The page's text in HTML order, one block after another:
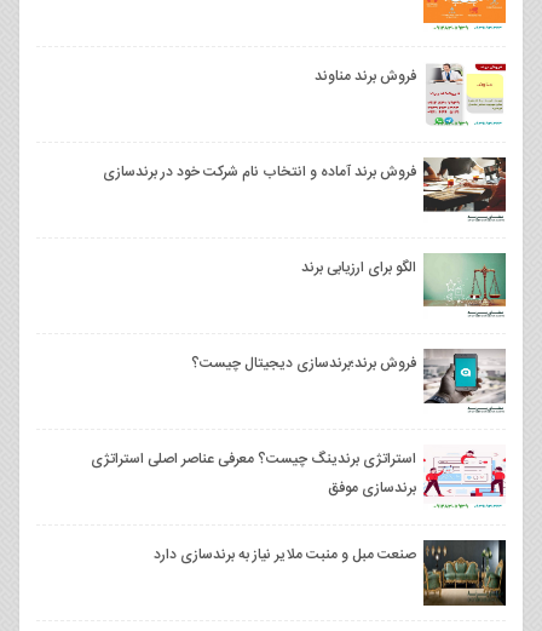
فروش برند مناوند
فروش برند آماده و انتخاب نام شرکت خود در برندسازی
الگو برای ارزیابی برند
فروش برند؛برندسازی دیجیتال چیست؟
استراتژی برندینگ چیست؟ معرفی عناصر اصلی استراتژی
برندسازی موفق
صنعت مبل و منبت ملایر نیاز به برندسازی دارد